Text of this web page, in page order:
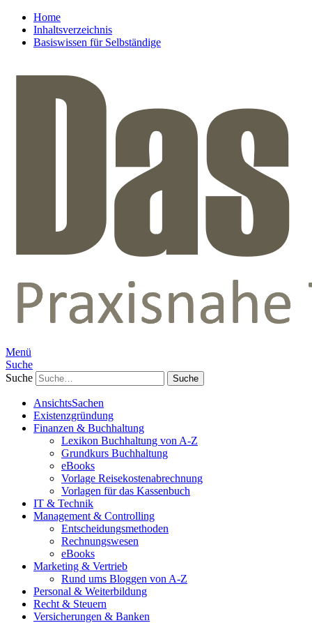
Home
Inhaltsverzeichnis
Basiswissen für Selbständige
Menü
Suche
Suche
AnsichtsSachen
Existenzgründung
Finanzen & Buchhaltung
Lexikon Buchhaltung von A-Z
Grundkurs Buchhaltung
eBooks
Vorlage Reisekostenabrechnung
Vorlagen für das Kassenbuch
IT & Technik
Management & Controlling
Entscheidungsmethoden
Rechnungswesen
eBooks
Marketing & Vertrieb
Rund ums Bloggen von A-Z
Personal & Weiterbildung
Recht & Steuern
Versicherungen & Banken